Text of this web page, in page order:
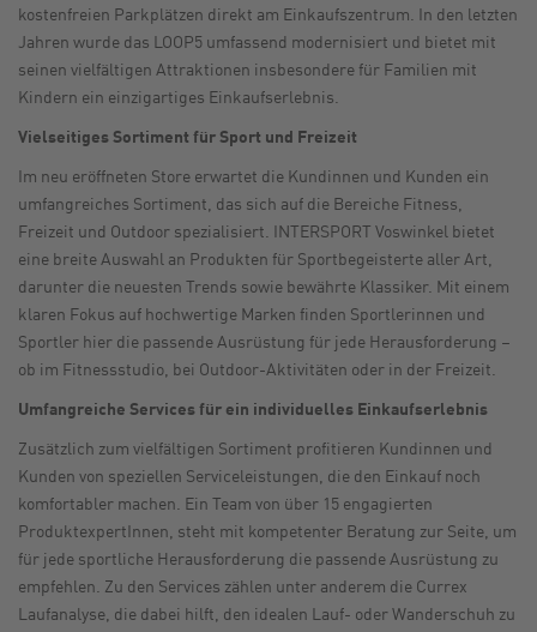
kostenfreien Parkplätzen direkt am Einkaufszentrum. In den letzten
Jahren wurde das LOOP5 umfassend modernisiert und bietet mit
seinen vielfältigen Attraktionen insbesondere für Familien mit
Kindern ein einzigartiges Einkaufserlebnis.
Vielseitiges Sortiment für Sport und Freizeit
Im neu eröffneten Store erwartet die Kundinnen und Kunden ein
umfangreiches Sortiment, das sich auf die Bereiche Fitness,
Freizeit und Outdoor spezialisiert. INTERSPORT Voswinkel bietet
eine breite Auswahl an Produkten für Sportbegeisterte aller Art,
darunter die neuesten Trends sowie bewährte Klassiker. Mit einem
klaren Fokus auf hochwertige Marken finden Sportlerinnen und
Sportler hier die passende Ausrüstung für jede Herausforderung –
ob im Fitnessstudio, bei Outdoor-Aktivitäten oder in der Freizeit.
Umfangreiche Services für ein individuelles Einkaufserlebnis
Zusätzlich zum vielfältigen Sortiment profitieren Kundinnen und
Kunden von speziellen Serviceleistungen, die den Einkauf noch
komfortabler machen. Ein Team von über 15 engagierten
ProduktexpertInnen, steht mit kompetenter Beratung zur Seite, um
für jede sportliche Herausforderung die passende Ausrüstung zu
empfehlen. Zu den Services zählen unter anderem die Currex
Laufanalyse, die dabei hilft, den idealen Lauf- oder Wanderschuh zu